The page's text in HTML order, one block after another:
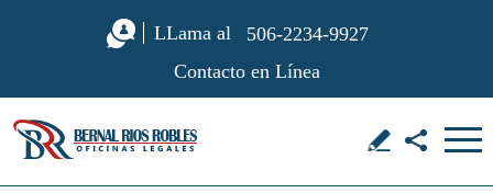
Contacto en Línea
506-2234-9927
LLama al